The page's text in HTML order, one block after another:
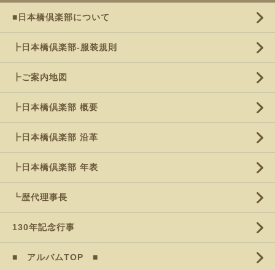
■日本橋倶楽部について
┣日本橋倶楽部-服装規則
┣ご案内地図
┣日本橋倶楽部 概要
┣日本橋倶楽部 沿革
┣日本橋倶楽部 年表
┗歴代理事長
130年記念行事
■ アルバムTOP ■